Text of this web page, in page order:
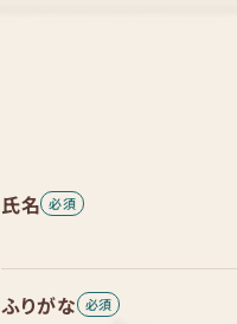
氏名
ふりがな